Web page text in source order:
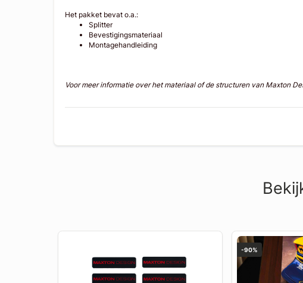
Het pakket bevat o.a.:
Splitter
Bevestigingsmateriaal
Montagehandleiding
Voor meer informatie over het materiaal of de structuren van Maxton
-90%